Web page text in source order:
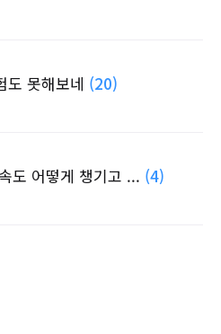
도 못해보네 (20)
도 어떻게 챙기고 ... (4)